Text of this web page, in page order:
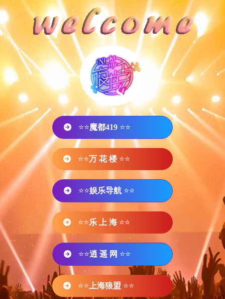
⭐⭐魔都419 ⭐⭐
⭐⭐万 花 楼 ⭐⭐
⭐⭐娱乐导航 ⭐⭐
⭐⭐乐 上 海 ⭐⭐
⭐⭐逍 遥 网 ⭐⭐
⭐⭐ 上海狼盟 ⭐⭐